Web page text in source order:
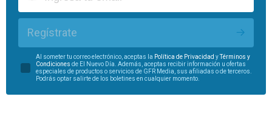
Regístrate
Al someter tu correo electrónico, aceptas la Política de Privacidad yTérminos y
Condiciones de El Nuevo Día. Además, aceptas recibir información u ofertas
especiales de productos o servicios de GFR Media, sus afiliadas o de terceros.
Podrás optar salirte de los boletines en cualquier momento.